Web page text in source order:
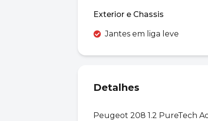
Exterior e Chassis
Jantes em liga leve
Detalhes
Peugeot 208 1.2 PureTech